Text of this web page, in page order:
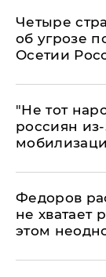
Четыре
об угрозе
Осетии
​"Не тот
россиян
Федоров
не хватает
этом